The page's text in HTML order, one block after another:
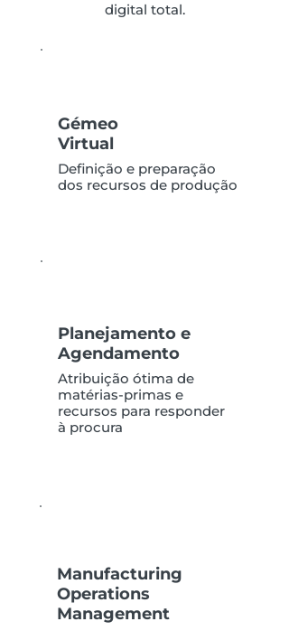
digital total.
Gémeo
Virtual
Definição e preparação
dos recursos de produção
Planejamento e
Agendamento
Atribuição ótima de
matérias-primas e
recursos para responder
à procura
Manufacturing
Operations
Management